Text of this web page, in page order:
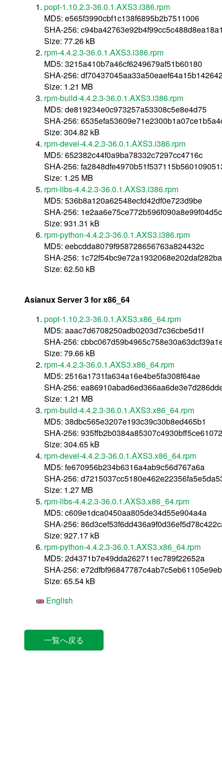
popt-1.10.2.3-36.0.1.AXS3.i386.rpm
MD5: e565f3990cbf1c138f6895b2b7511006
SHA-256:
Size: 77.26 kB
rpm-4.4.2.3-36.0.1.AXS3.i386.rpm
MD5: 3215a410b7a46cf6249679af51b60180
SHA-256:
Size: 1.21 MB
rpm-build-4.4.2.3-36.0.1.AXS3.i386.rpm
MD5: de819234e0c973257a53308c5e8e4d75
SHA-256:
Size: 304.82 kB
rpm-devel-4.4.2.3-36.0.1.AXS3.i386.rpm
MD5: 652382c44f0a9ba78332c7297cc4716c
SHA-256:
Size: 1.25 MB
rpm-libs-4.4.2.3-36.0.1.AXS3.i386.rpm
MD5: 536b8a120a62548ecfd42df0e723d9be
SHA-256:
Size: 931.31 kB
rpm-python-4.4.2.3-36.0.1.AXS3.i386.rpm
MD5: eebcdda8079f958728656763a824432c
SHA-256:
Size: 62.50 kB
Asianux Server 3 for x86_64
popt-1.10.2.3-36.0.1.AXS3.x86_64.rpm
MD5: aaac7d6708250adb0203d7c36cbe5d1f
SHA-256:
Size: 79.66 kB
rpm-4.4.2.3-36.0.1.AXS3.x86_64.rpm
MD5: 2516a1731fa634a16e4be5fa308f64ae
SHA-256:
Size: 1.21 MB
rpm-build-4.4.2.3-36.0.1.AXS3.x86_64.rpm
MD5: 38dbc565e3207e193c39c30b8ed465b1
SHA-256:
Size: 304.65 kB
rpm-devel-4.4.2.3-36.0.1.AXS3.x86_64.rpm
MD5: fe670956b234b6316a4ab9c56d767a6a
SHA-256:
Size: 1.27 MB
rpm-libs-4.4.2.3-36.0.1.AXS3.x86_64.rpm
MD5: c609e1dca0450aa805de34d55e904a4a
SHA-256:
Size: 927.17 kB
rpm-python-4.4.2.3-36.0.1.AXS3.x86_64.rpm
MD5: 2d4371b7e49dda262711ec789f22652a
SHA-256:
Size: 65.54 kB
English
一覧へ戻る